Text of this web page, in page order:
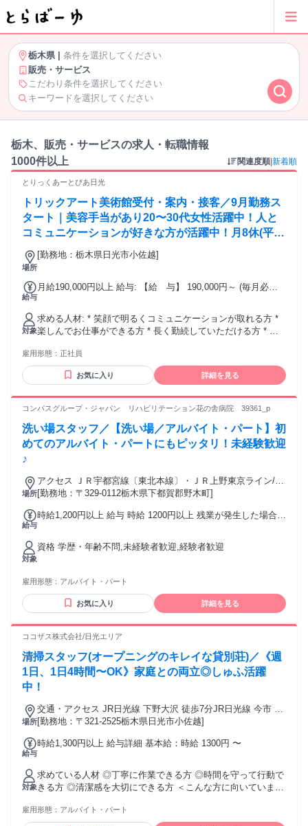
栃木県| 条件を選択してください
販売・サービス
こだわり条件を選択してください
キーワードを選択してください
栃木、販売・サービスの求人・転職情報
1000件以上
関連度順 新着順
とりっくあーとぴあ日光
トリックアート美術館受付・案内・接客／9月勤務ス
タート｜美容手当があり20〜30代女性活躍中！人と
コミュニケーションが好きな方が活躍中！月8休(平日
の中でシフト制)｜髪色自由・ネイルOK｜賞与年2回
場所
[勤務地：栃木県日光市小佐越]
給与
月給190,000円以上 給与: 【給 与】 190,000円～ (毎月必ず
容手当：5,000円 (その他手当） ・皆勤・精勤手当 ・通勤手当
(上限24,000円) ・資格手当(当社規定による) ・扶養手当
対象
求める人材: * 笑顔で明るくコミュニケーションが取れる方 *
楽しんでお仕事ができる方 * 長く勤続していただける方 * 未
雇用形態： 正社員
お気に入り 詳細を見る
コンパスグループ・ジャパン リハビリテーション花の舎病院 39361_p
洗い場スタッフ／【洗い場／アルバイト・パート】初
めてのアルバイト・パートにもピッタリ！未経験歓迎
♪
場所
アクセス ＪＲ宇都宮線〔東北本線〕・ＪＲ上野東京ライン/Ｊ
Ｒ湘南新宿ライン 野木東口徒歩約25分、ＪＲ宇都宮線〔東北
歩約60分、ＪＲ宇都宮線〔東北本線〕・ＪＲ上野東京ライン/
[勤務地：〒329-0112栃木県下都賀郡野木町]
給与
時給1,200円以上 給与 時給 1200円以上 残業が発生した場合、
通費支給（月上限5万円）
対象
資格 学歴・年齢不問,未経験者歓迎,経験者歓迎
雇用形態： アルバイト・パート
お気に入り 詳細を見る
ココザス株式会社/日光エリア
清掃スタッフ(オープニングのキレイな貸別荘)／《週
1日、1日4時間〜OK》家庭との両立◎しゅふ活躍
中！
場所
交通・アクセス JR日光線 下野大沢 徒歩7分JR日光線 今市 徒
歩79分
[勤務地：〒321-2525栃木県日光市小佐越]
給与
時給1,300円以上 給与詳細 基本給：時給 1300円 〜
対象
求めている人材 ◎丁寧に作業できる方 ◎時間を守って行動で
きる方 ◎清潔感を大切にできる方 ＜こんな方に向いていま
がある方 ・コツコツ作業が得意な方
雇用形態： アルバイト・パート